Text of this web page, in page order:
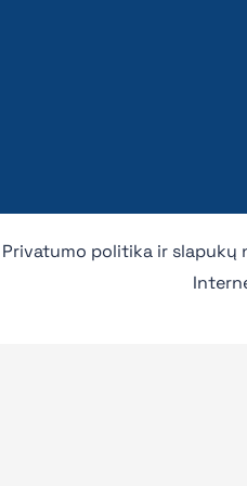
Privatumo politika ir slapukų